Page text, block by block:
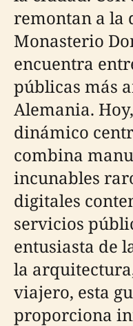
remontan a la
Monasterio
encuentra
públicas más
Alemania.
dinámico
combina
incunables
digitales
servicios
entusiasta de
la
viajero, esta
proporciona